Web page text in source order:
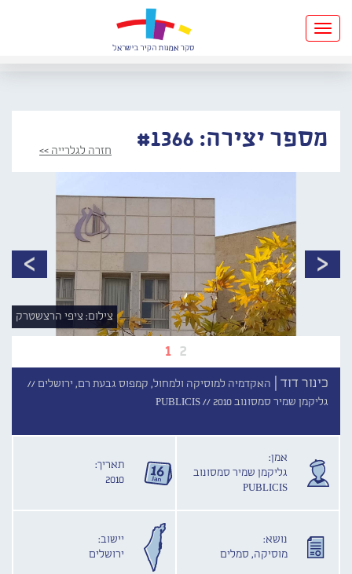
Toggle
navigation
מספר יצירה: #1366 חזרה לגלרייה >>
1 2
צילום: ציפי הרצשטרק
כינור דוד |
האקדמיה למוסיקה ולמחול, קמפוס גבעת רם, ירושלים //
גליקמן שמיר סמסונוב PUBLICIS //2010
אמן:
גליקמן שמיר סמסונוב
PUBLICIS
תאריך:
2010
נושא:
מוסיקה, סמלים
יישוב:
ירושלים